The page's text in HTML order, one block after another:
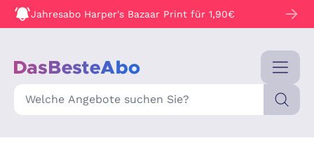
Jahresabo Harper's Bazaar Print für 1,90€
Suche